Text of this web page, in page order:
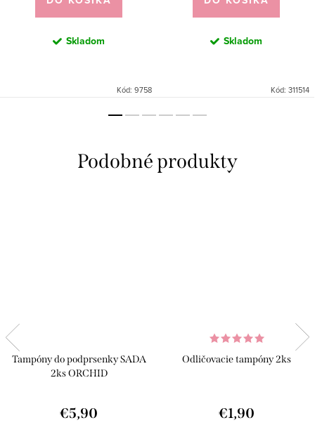
Skladom
Kód: 9758
Skladom
Kód: 311514
Tampóny do podprsenky SADA
2ks ORCHID
€5,90
Odličovacie tampóny 2ks
€1,90